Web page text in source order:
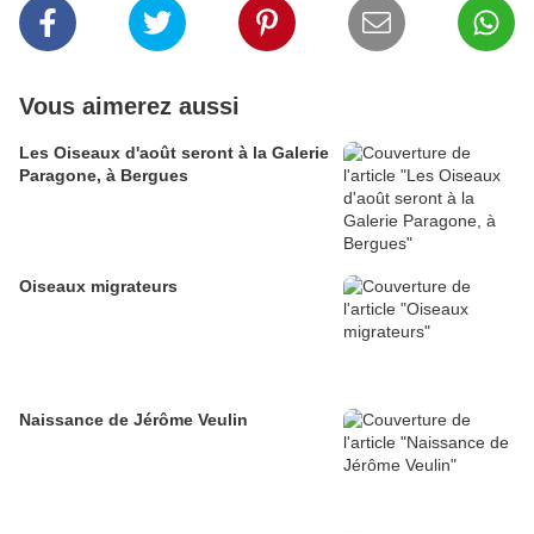
Vous aimerez aussi
Les Oiseaux d'août seront à la Galerie
Paragone, à Bergues
Oiseaux migrateurs
Naissance de Jérôme Veulin